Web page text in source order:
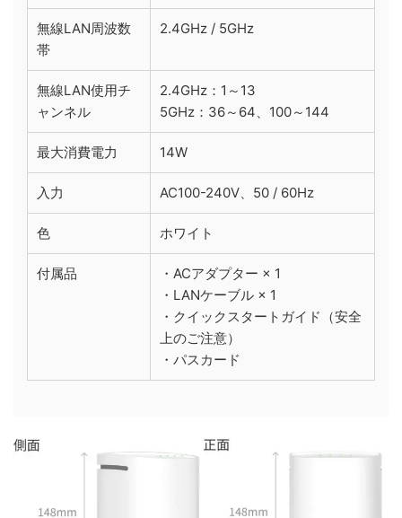
無線LAN周波数
帯
2.4GHz / 5GHz
無線LAN使用チ
ャンネル
2.4GHz：1～13
5GHz：36～64、100～144
最大消費電力 14W
入力 AC100-240V、50 / 60Hz
色 ホワイト
付属品
・ACアダプター × 1
・LANケーブル × 1
・クイックスタートガイド（安全
上のご注意）
・パスカード